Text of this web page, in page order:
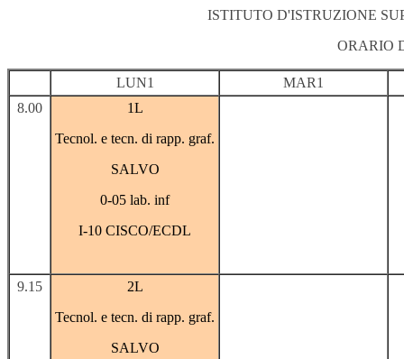
ISTITUTO D'ISTRUZIONE
ORARIO
LUN1
MAR1
8.00
1L
Tecnol. e tecn. di rapp. graf.
SALVO
0-05 lab. inf
I-10 CISCO/ECDL
9.15
2L
Tecnol. e tecn. di rapp. graf.
SALVO